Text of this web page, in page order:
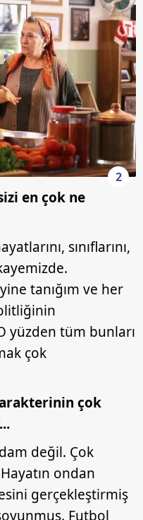
2
en çok ne
sınıflarını,
tanığım ve her
yüzden tüm bunları
çok
çok
değil. Çok
ondan
gerçekleştirmiş
Futbol